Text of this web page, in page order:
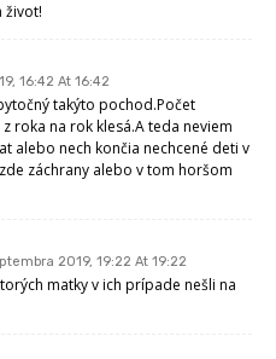
život!
16:42 At 16:42
takýto pochod.Počet
roka na rok klesá.A teda neviem
alebo nech končia nechcené deti v
záchrany alebo v tom horšom
2019, 19:22 At 19:22
matky v ich prípade nešli na